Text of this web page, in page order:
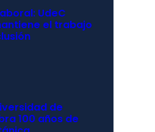
UdeC
el trabajo
de
100 años de